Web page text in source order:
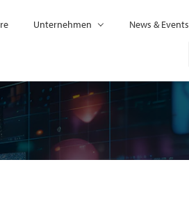
Unternehmen News & Events